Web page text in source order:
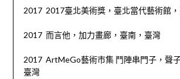
2017 2017臺北美術獎，臺北當代藝術館
2017 而言他，加力畫廊，臺南，臺灣
2017 ArtMeGo藝術市集 鬥陣串門子，聲
臺灣